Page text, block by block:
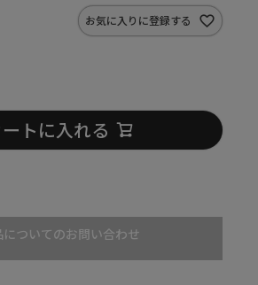
お気に入りに登録する
ートに入れる
についてのお問い合わせ